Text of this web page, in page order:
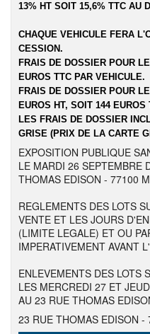
13% HT SOIT 15,6% TTC AU
CHAQUE VEHICULE FERA
CESSION.
FRAIS DE DOSSIER POUR
EUROS TTC PAR VEHICULE.
FRAIS DE DOSSIER POUR
EUROS HT, SOIT 144
LES FRAIS DE DOSSIER
GRISE (PRIX DE LA CARTE
EXPOSITION PUBLIQUE
LE MARDI 26 SEPTEMBRE
THOMAS EDISON - 77100
REGLEMENTS DES LOTS
VENTE ET LES JOURS
(LIMITE LEGALE) ET OU
IMPERATIVEMENT AVANT
ENLEVEMENTS DES LOTS
LES MERCREDI 27 ET
AU 23 RUE THOMAS
23 RUE THOMAS EDISON -